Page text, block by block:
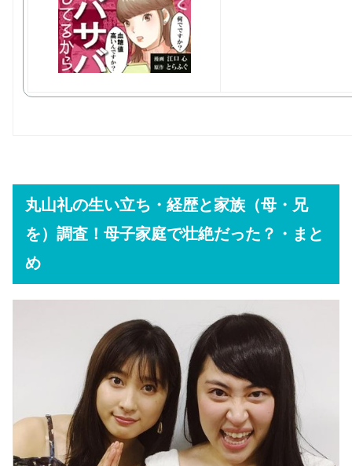
丸山礼の生い立ち・経歴と家族（母・兄
を）調査！母子家庭で壮絶だった？・まと
め